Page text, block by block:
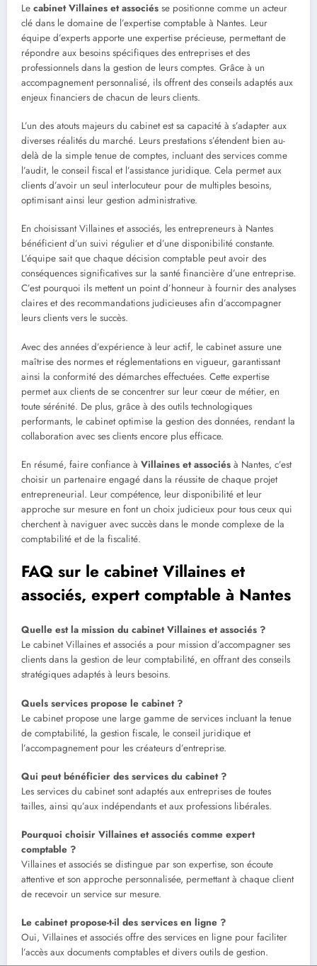
Le cabinet Villaines et associés se positionne comme un acteur
clé dans le domaine de l’expertise comptable à Nantes. Leur
équipe d’experts apporte une expertise précieuse, permettant de
répondre aux besoins spécifiques des entreprises et des
professionnels dans la gestion de leurs comptes. Grâce à un
accompagnement personnalisé, ils offrent des conseils adaptés aux
enjeux financiers de chacun de leurs clients.
L’un des atouts majeurs du cabinet est sa capacité à s’adapter aux
diverses réalités du marché. Leurs prestations s’étendent bien au-
delà de la simple tenue de comptes, incluant des services comme
l’audit, le conseil fiscal et l’assistance juridique. Cela permet aux
clients d’avoir un seul interlocuteur pour de multiples besoins,
optimisant ainsi leur gestion administrative.
En choisissant Villaines et associés, les entrepreneurs à Nantes
bénéficient d’un suivi régulier et d’une disponibilité constante.
L’équipe sait que chaque décision comptable peut avoir des
conséquences significatives sur la santé financière d’une entreprise.
C’est pourquoi ils mettent un point d’honneur à fournir des analyses
claires et des recommandations judicieuses afin d’accompagner
leurs clients vers le succès.
Avec des années d’expérience à leur actif, le cabinet assure une
maîtrise des normes et réglementations en vigueur, garantissant
ainsi la conformité des démarches effectuées. Cette expertise
permet aux clients de se concentrer sur leur cœur de métier, en
toute sérénité. De plus, grâce à des outils technologiques
performants, le cabinet optimise la gestion des données, rendant la
collaboration avec ses clients encore plus efficace.
En résumé, faire confiance à Villaines et associés à Nantes, c’est
choisir un partenaire engagé dans la réussite de chaque projet
entrepreneurial. Leur compétence, leur disponibilité et leur
approche sur mesure en font un choix judicieux pour tous ceux qui
cherchent à naviguer avec succès dans le monde complexe de la
comptabilité et de la fiscalité.
FAQ sur le cabinet Villaines et
associés, expert comptable à Nantes
Quelle est la mission du cabinet Villaines et associés ?
Le cabinet Villaines et associés a pour mission d’accompagner ses
clients dans la gestion de leur comptabilité, en offrant des conseils
stratégiques adaptés à leurs besoins.
Quels services propose le cabinet ?
Le cabinet propose une large gamme de services incluant la tenue
de comptabilité, la gestion fiscale, le conseil juridique et
l’accompagnement pour les créateurs d’entreprise.
Qui peut bénéficier des services du cabinet ?
Les services du cabinet sont adaptés aux entreprises de toutes
tailles, ainsi qu’aux indépendants et aux professions libérales.
Pourquoi choisir Villaines et associés comme expert
comptable ?
Villaines et associés se distingue par son expertise, son écoute
attentive et son approche personnalisée, permettant à chaque client
de recevoir un service sur mesure.
Le cabinet propose-t-il des services en ligne ?
Oui, Villaines et associés offre des services en ligne pour faciliter
l’accès aux documents comptables et divers outils de gestion.